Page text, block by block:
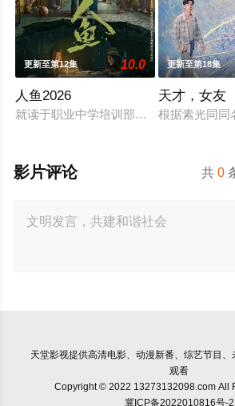
更新至第12集 10.0
人鱼2026
就读于职业中学培训部的花季女生苏琳
更新至第18集
天才，女友
根据素光同同
共0
影片评论
天堂影视提供高清电影、动漫新番、综艺节目
观看
Copyright © 2022 13273132098.com All
冀ICP备2022010816号-2